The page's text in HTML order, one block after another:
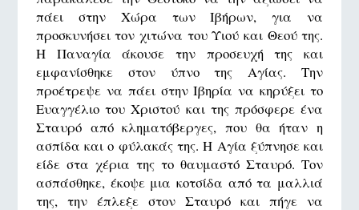
πάει στην Χώρα των Ιβήρων, για να
προσκυνήσει τον χιτώνα του Υιού και Θεού της.
Η Παναγία άκουσε την προσευχή της και
εμφανίσθηκε στον ύπνο της Αγίας. Την
προέτρεψε να πάει στην Ιβηρία να κηρύξει το
Ευαγγέλιο του Χριστού και της πρόσφερε ένα
Σταυρό από κληματόβεργες, που θα ήταν η
ασπίδα και ο φύλακάς της. Η Αγία ξύπνησε και
είδε στα χέρια της το θαυμαστό Σταυρό. Τον
ασπάσθηκε, έκοψε μια κοτσίδα από τα μαλλιά
της, την έπλεξε στον Σταυρό και πήγε να